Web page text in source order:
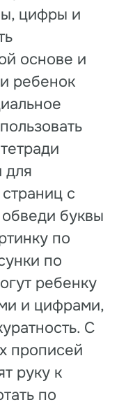
цифры и
основе и
ребенок
для
с
буквы
по
по
ребенку
и цифрами,
С
прописей
руку к
по